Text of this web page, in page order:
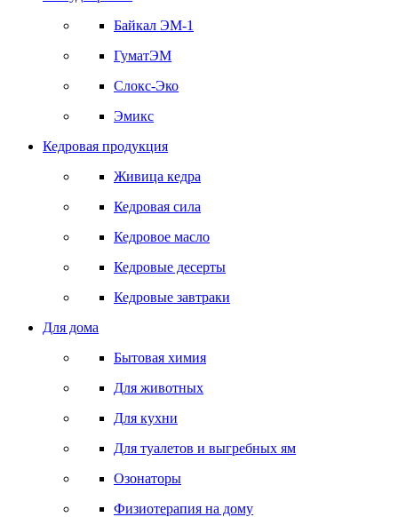
Байкал ЭМ-1
ГуматЭМ
Слокс-Эко
Эмикс
Кедровая продукция
Живица кедра
Кедровая сила
Кедровое масло
Кедровые десерты
Кедровые завтраки
Для дома
Бытовая химия
Для животных
Для кухни
Для туалетов и выгребных ям
Озонаторы
Физиотерапия на дому